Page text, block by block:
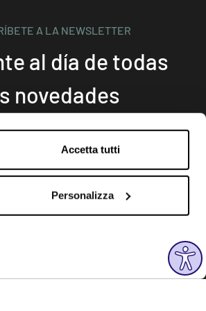
Accetta tutti
Personalizza
A LA NEWSLETTER
al día de todas
novedades